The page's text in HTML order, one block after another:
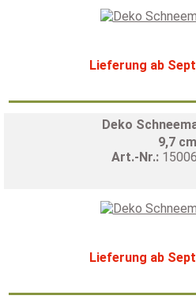
Lieferung ab
Deko
9,7 cm
Art.-Nr.:
Lieferung ab